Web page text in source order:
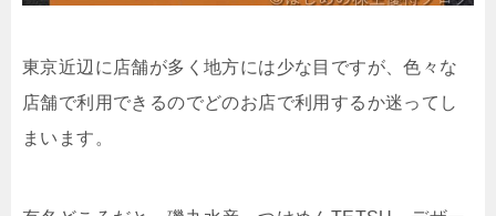
東京近辺に店舗が多く地方には少な目ですが、色々な
店舗で利用できるのでどのお店で利用するか迷ってし
まいます。